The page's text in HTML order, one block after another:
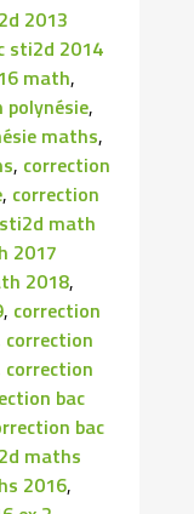
2013
sti2d 2014
math,
,
maths,
, correction
, correction
math
2017
2018,
, correction
correction
correction
bac
bac
maths
2016,